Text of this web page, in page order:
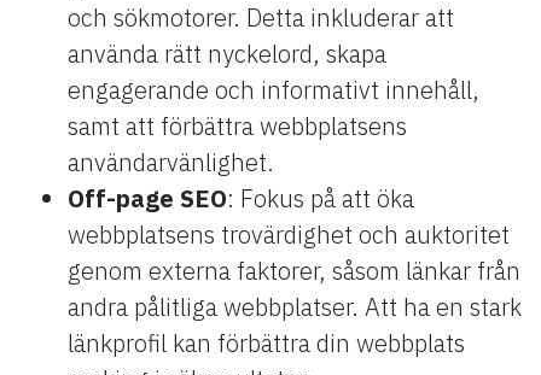
och sökmotorer. Detta inkluderar att
använda rätt nyckelord, skapa
engagerande och informativt innehåll,
samt att förbättra webbplatsens
användarvänlighet.
Off-page SEO: Fokus på att öka
webbplatsens trovärdighet och auktoritet
genom externa faktorer, såsom länkar från
andra pålitliga webbplatser. Att ha en stark
länkprofil kan förbättra din webbplats